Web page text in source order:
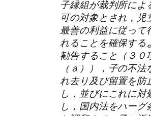
子縁組が裁判所によ
可の対象とされ，児
最善の利益に従って
れることを確保する
勧告すること（３０
（ａ）），子の不法
れ去り及び留置を防
し，並びにこれに対
し，国内法をハーグ